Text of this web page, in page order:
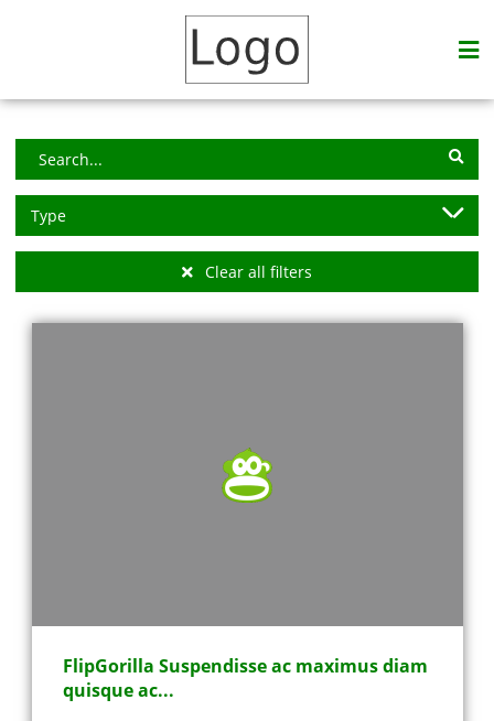
Type
Flipgorilla
Clear all filters
FlipGorilla Suspendisse ac maximus diam
quisque ac...